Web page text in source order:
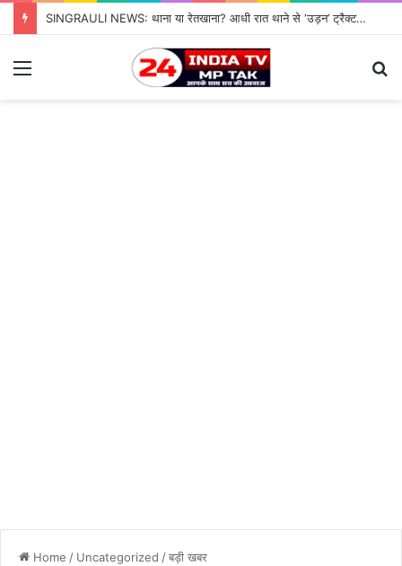
SINGRAULI NEWS: थाना या रेतखाना? आधी रात थाने से ‘उड़न’ ट्रैक्टर, जियावन पुलिस के पहरे में माफिया पास रेत माफिया के आगे नतमस्तक सिस्टम, सुशासन की पोल खोलती जियावन थाने की सनसनीखेज कहानी
Menu
Home / Uncategorized /बड़ी खबर